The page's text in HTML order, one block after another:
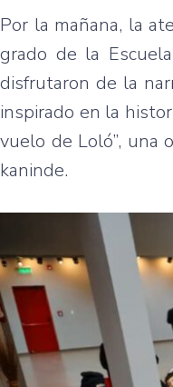
Por la mañana, la
grado de la
disfrutaron de la
inspirado en la
vuelo de Loló”, una
kaninde.